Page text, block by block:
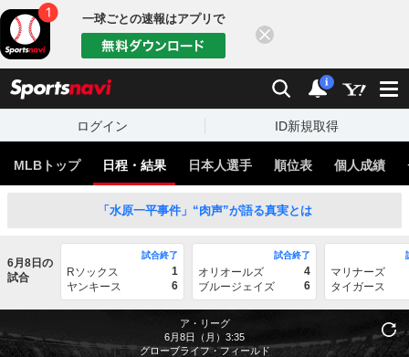
一球ごとの速報はアプリで
検索 通知
i
ログイン ID新規取得
MLBトップ 日程・結果 日本人選手 順位表 個人成績
「水原一平事件」“肉声”が語る真実とは
6月8日の
試合
試合終了
Rソックス
1
ヤンキース
6
試合終了
オリオールズ
4
ブルージェイズ
6
マリナーズ
タイガース
ア・リーグ
6月8日（月）3:35
グローブライフ・フィールド